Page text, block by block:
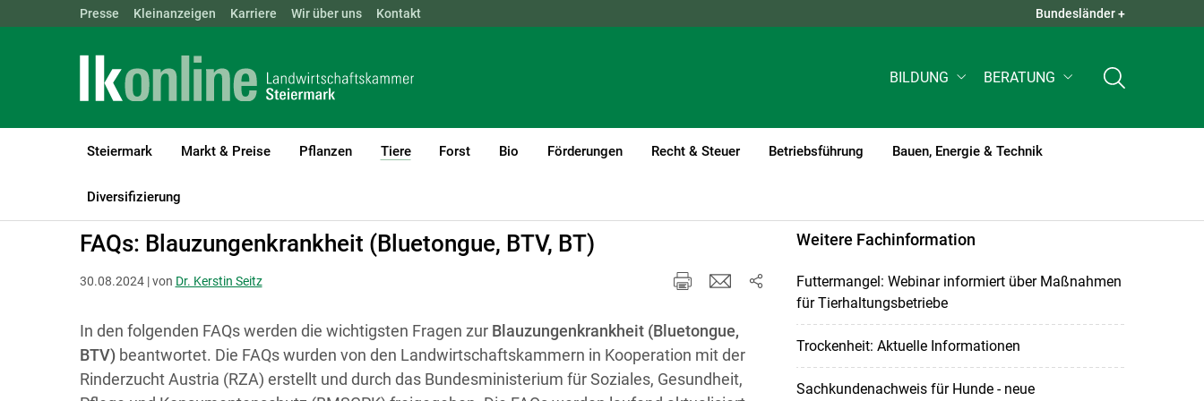
Landwirtschaftskammern: ÖSTERREICH BGLD KTN NÖ QUICK LINKS +
Presse Kleinanzeigen Karriere Wir über uns Kontakt Bundesländer +
BILDUNG BERATUNG
Steiermark Markt & Preise Pflanzen Tiere
(current)1
Forst Bio Förderungen Recht & Steuer Betriebsführung Bauen, Energie & Technik
Diversifizierung
LK Steiermark Tiere
FAQs: Blauzungenkrankheit (Bluetongue, BTV, BT)
30.08.2024 | von Dr. Kerstin Seitz
In den folgenden FAQs werden die wichtigsten Fragen zur Blauzungenkrankheit (Bluetongue,
BTV) beantwortet. Die FAQs wurden von den Landwirtschaftskammern in Kooperation mit der
Rinderzucht Austria (RZA) erstellt und durch das Bundesministerium für Soziales, Gesundheit,
Weitere Fachinformation
Futtermangel: Webinar informiert über Maßnahmen
für Tierhaltungsbetriebe
Trockenheit: Aktuelle Informationen
Sachkundenachweis für Hunde - neue